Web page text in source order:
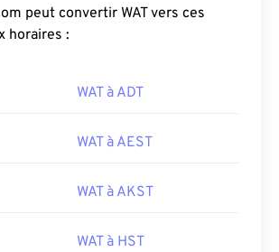
peut convertir WAT vers ces
horaires :
WAT à ADT
WAT à AEST
WAT à AKST
WAT à HST